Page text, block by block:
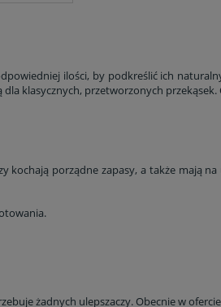
ilości, by podkreślić ich
klasycznych, przetworzonych przekąsek.
kochają porządne zapasy, a także mają
żadnych ulepszaczy. Obecnie w